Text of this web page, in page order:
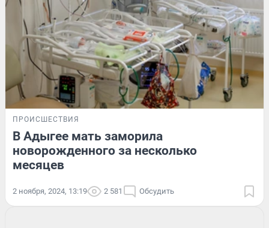
ПРОИСШЕСТВИЯ
В Адыгее мать заморила
новорожденного за несколько
месяцев
2 ноября, 2024, 13:19 2 581 Обсудить